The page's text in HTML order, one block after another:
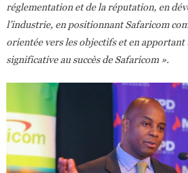
réglementation et de la réputation, en
l’industrie, en positionnant Safaricom
orientée vers les objectifs et en
significative au succès de Safaricom ».